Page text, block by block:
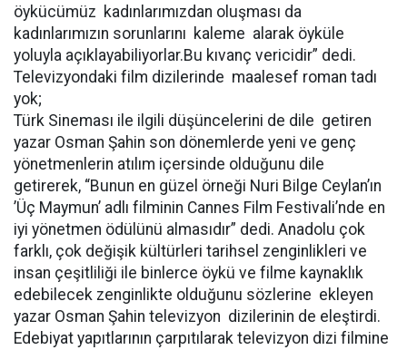
öykücümüz kadınlarımızdan oluşması da
kadınlarımızın sorunlarını kaleme alarak öyküle
yoluyla açıklayabiliyorlar.Bu kıvanç vericidir” dedi.
Televizyondaki film dizilerinde maalesef roman tadı
yok;
Türk Sineması ile ilgili düşüncelerini de dile getiren
yazar Osman Şahin son dönemlerde yeni ve genç
yönetmenlerin atılım içersinde olduğunu dile
getirerek, “Bunun en güzel örneği Nuri Bilge Ceylan’ın
’Üç Maymun’ adlı filminin Cannes Film Festivali’nde en
iyi yönetmen ödülünü almasıdır” dedi. Anadolu çok
farklı, çok değişik kültürleri tarihsel zenginlikleri ve
insan çeşitliliği ile binlerce öykü ve filme kaynaklık
edebilecek zenginlikte olduğunu sözlerine ekleyen
yazar Osman Şahin televizyon dizilerinin de eleştirdi.
Edebiyat yapıtlarının çarpıtılarak televizyon dizi filmine